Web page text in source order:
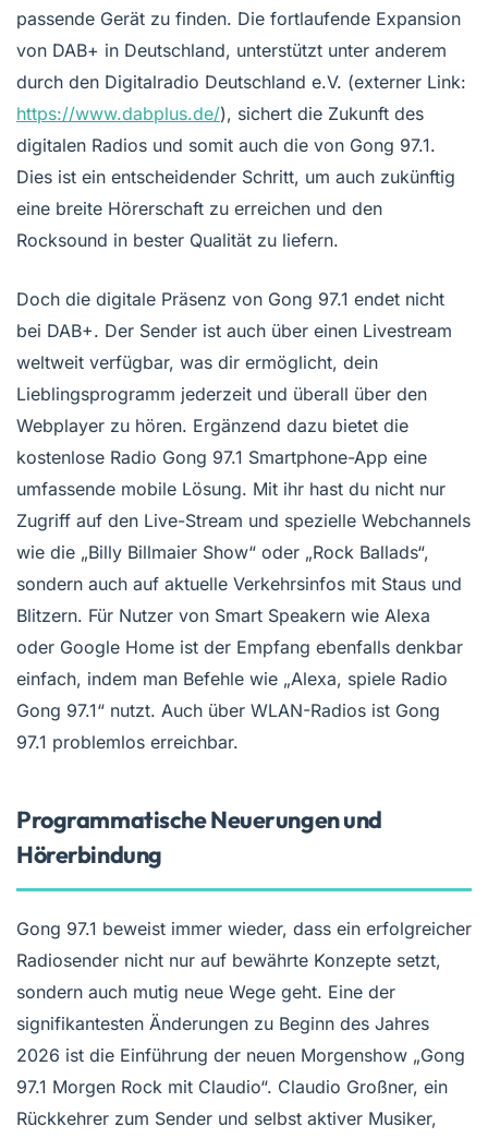
passende Gerät zu finden. Die fortlaufende Expansion
von DAB+ in Deutschland, unterstützt unter anderem
durch den Digitalradio Deutschland e.V. (externer Link:
https://www.dabplus.de/), sichert die Zukunft des
digitalen Radios und somit auch die von Gong 97.1.
Dies ist ein entscheidender Schritt, um auch zukünftig
eine breite Hörerschaft zu erreichen und den
Rocksound in bester Qualität zu liefern.
Doch die digitale Präsenz von Gong 97.1 endet nicht
bei DAB+. Der Sender ist auch über einen Livestream
weltweit verfügbar, was dir ermöglicht, dein
Lieblingsprogramm jederzeit und überall über den
Webplayer zu hören. Ergänzend dazu bietet die
kostenlose Radio Gong 97.1 Smartphone-App eine
umfassende mobile Lösung. Mit ihr hast du nicht nur
Zugriff auf den Live-Stream und spezielle Webchannels
wie die „Billy Billmaier Show“ oder „Rock Ballads“,
sondern auch auf aktuelle Verkehrsinfos mit Staus und
Blitzern. Für Nutzer von Smart Speakern wie Alexa
oder Google Home ist der Empfang ebenfalls denkbar
einfach, indem man Befehle wie „Alexa, spiele Radio
Gong 97.1“ nutzt. Auch über WLAN-Radios ist Gong
97.1 problemlos erreichbar.
Programmatische Neuerungen und
Hörerbindung
Gong 97.1 beweist immer wieder, dass ein erfolgreicher
Radiosender nicht nur auf bewährte Konzepte setzt,
sondern auch mutig neue Wege geht. Eine der
signifikantesten Änderungen zu Beginn des Jahres
2026 ist die Einführung der neuen Morgenshow „Gong
97.1 Morgen Rock mit Claudio“. Claudio Großner, ein
Rückkehrer zum Sender und selbst aktiver Musiker,